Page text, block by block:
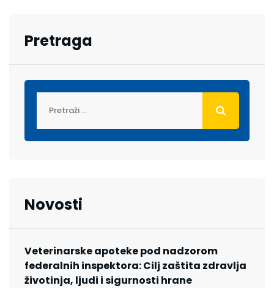
Pretraga
Novosti
Veterinarske apoteke pod nadzorom
federalnih inspektora: Cilj zaštita zdravlja
životinja, ljudi i sigurnosti hrane